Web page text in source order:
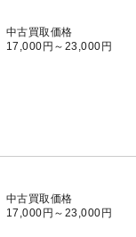
中古買取価格
17,000円～23,000円
中古買取価格
17,000円～23,000円